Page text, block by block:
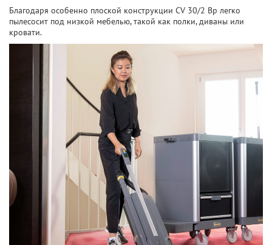
Благодаря особенно плоской конструкции CV 30/2 Bp легко
пылесосит под низкой мебелью, такой как полки, диваны или
кровати.